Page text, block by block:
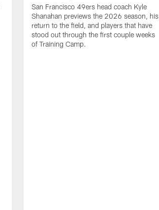
San Francisco 49ers head coach Kyle
Shanahan previews the 2026 season, his
return to the field, and players that have
stood out through the first couple weeks
of Training Camp.